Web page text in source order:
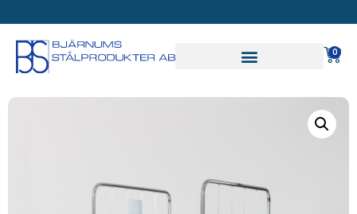
24 TIMMAR
0